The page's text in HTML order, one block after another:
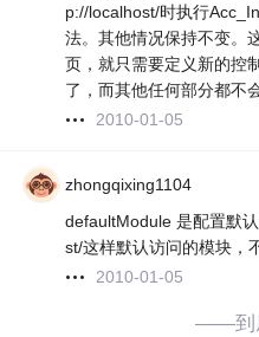
p://localhost/时执行
法。其他情况保持不变。
页，就只需要定义新的控
了，而其他任何部分都不
2010-01-05
zhongqixing1104
defaultModule 是配置默
st/这样默认访问的模块，
2010-01-05
——到